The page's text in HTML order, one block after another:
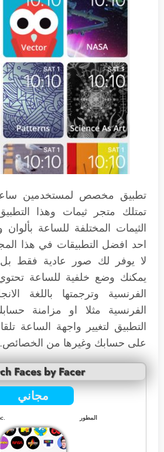
تطبيق مخصص لمستخدمين
تمتلك متجر ثيمات وهذا
الثيمات المختلفة للساعة
احد افضل التطبيقات في هذا
لا يوفر لك صور عادية فقط بل
يمكنك وضع خلفية للساعة
الفرنسية وترجمتها باللغة
الفرنسية مثلا او مزامنة
التطبيق لتغيير واجهة الساعة
على حسابك وغيرها من الخصائص.
Faces by Facer
مجاني
المطور